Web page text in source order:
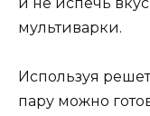
мультиварки.
Используя
пару можно